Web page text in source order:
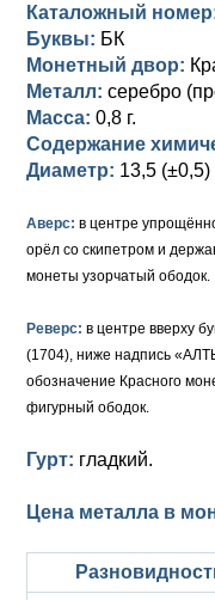
Русско-Польские
Для Польши
Памятные и
Для Грузии
Для Польши
Медь
Серебро
Медь
Сибирские монеты
Таврические
Елизавета I (1741-
Золото
Серебро
Для Пруссии
Ливонезы
Альбертусталер
Иоанн Антонович
Анна Иоанновна
Петр II (1727-1730)
Екатерина I (1725-1727)
Петр I (1682-1725)
Золото
Серебро
Каталожный
Буквы: БК
Монетный двор:
Металл: серебро
Масса: 0,8 г.
Содержание
Диаметр: 13,5
Аверс: в центре
орёл со скипетром и
монеты узорчатый ободок.
Реверс: в центре вверху
(1704), ниже надпись
обозначение Красного
фигурный ободок.
Гурт: гладкий.
Цена металла в